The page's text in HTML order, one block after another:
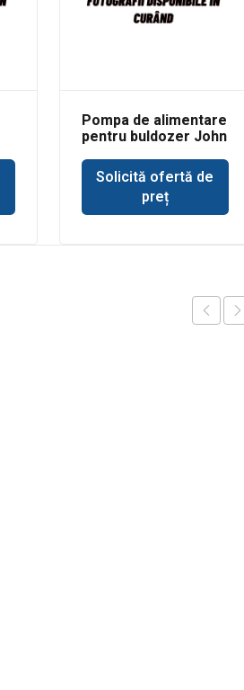
Pompa de alimentare
pentru buldozer John
Solicită ofertă de
preț